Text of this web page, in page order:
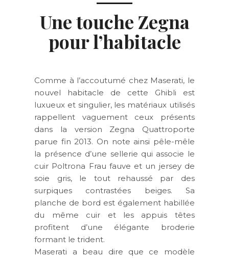
Une touche Zegna
pour l’habitacle
Comme à l’accoutumé chez Maserati, le
nouvel habitacle de cette Ghibli est
luxueux et singulier, les matériaux utilisés
rappellent vaguement ceux présents
dans la version Zegna Quattroporte
parue fin 2013. On note ainsi pêle-mêle
la présence d’une sellerie qui associe le
cuir Poltrona Frau fauve et un jersey de
soie gris, le tout rehaussé par des
surpiques contrastées beiges. Sa
planche de bord est également habillée
du même cuir et les appuis têtes
profitent d’une élégante broderie
formant le trident.
Maserati a beau dire que ce modèle